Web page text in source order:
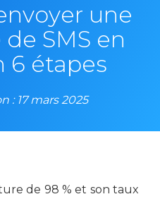
une
SMS en
6 étapes
: 17 mars 2025
de 98 % et son taux